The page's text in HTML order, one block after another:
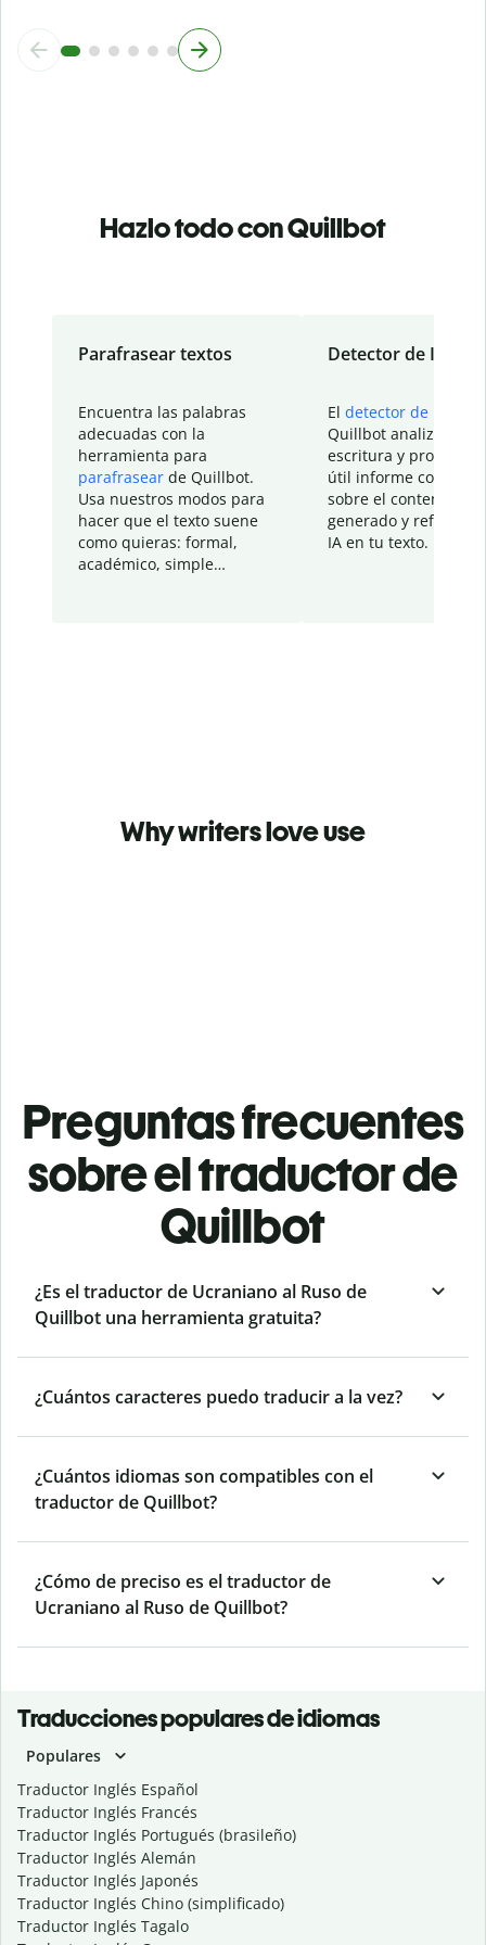
Hazlo todo con Quillbot
Parafrasear textos
Encuentra las palabras
adecuadas con la
herramienta para
parafrasear de Quillbot.
Usa nuestros modos para
hacer que el texto suene
como quieras: formal,
académico, simple…
Detector de IA
El detector de IA
Quillbot analiza tu
escritura y
útil informe con
sobre el contenido
generado y refinado
IA en tu texto.
Why writers love use
Preguntas frecuentes
sobre el traductor de
Quillbot
¿Es el traductor de Ucraniano al Ruso de
Quillbot una herramienta gratuita?
¿Cuántos caracteres puedo traducir a la vez?
¿Cuántos idiomas son compatibles con el
traductor de Quillbot?
¿Cómo de preciso es el traductor de
Ucraniano al Ruso de Quillbot?
Traducciones populares de idiomas
Populares
Traductor Inglés Español
Traductor Inglés Francés
Traductor Inglés Portugués (brasileño)
Traductor Inglés Alemán
Traductor Inglés Japonés
Traductor Inglés Chino (simplificado)
Traductor Inglés Tagalo